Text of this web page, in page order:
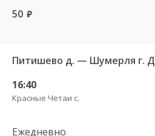
50 руб.
Питишево д. — Шумерля г.
16:40
Красные Четаи с.
Ежедневно